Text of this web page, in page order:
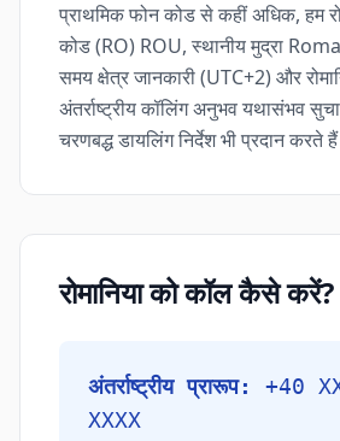
प्राथमिक फोन कोड से कहीं अधिक, हम
कोड (RO) ROU, स्थानीय मुद्रा
समय क्षेत्र जानकारी (UTC+2) और
अंतर्राष्ट्रीय कॉलिंग अनुभव यथासंभव
चरणबद्ध डायलिंग निर्देश भी प्रदान करते
रोमानिया को कॉल कैसे करें?
अंतर्राष्ट्रीय प्रारूप:
+40
XXXX